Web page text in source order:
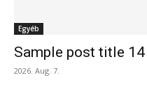
Egyéb
Sample post title 14
2026. Aug. 7.